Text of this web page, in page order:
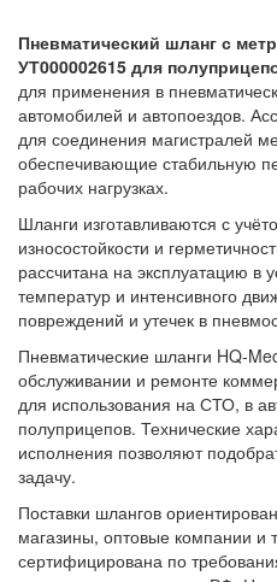
Пневматический шланг с
УТ000002615 для
для применения в
автомобилей и автопоездов.
для соединения магистралей
обеспечивающие стабильную
рабочих нагрузках.
Шланги изготавливаются с
износостойкости и
рассчитана на эксплуатацию в
температур и интенсивного
повреждений и утечек в
Пневматические шланги HQ-
обслуживании и ремонте
для использования на СТО, в
полуприцепов. Технические
исполнения позволяют
задачу.
Поставки шлангов
магазины, оптовые компании и
сертифицирована по